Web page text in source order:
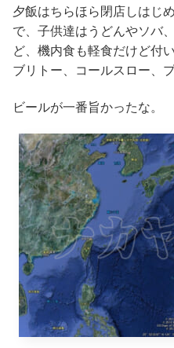
夕飯はちらほら閉店しはじ
で、子供達はうどんやソバ
ど、機内食も軽食だけど
ブリトー、コールスロー、プ
ビールが一番旨かったな。